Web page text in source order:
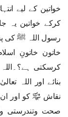
خواتین کے لیے
کرکے خواتین یہ
رسول اللہ ﷺ کی
خاتون خاتونِ
کرسکتی
بنائے اور اللہ
نقاش ﷾ کو اور ان
صحت وتندرستی